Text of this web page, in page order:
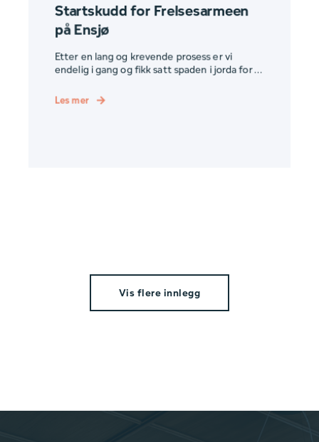
Startskudd for Frelsesarmeen
på Ensjø
Etter en lang og krevende prosess er vi
endelig i gang og fikk satt spaden i jorda for ...
Les mer
Vis flere innlegg